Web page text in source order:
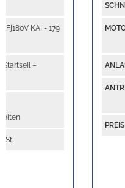
MOTOR
ANLASSER